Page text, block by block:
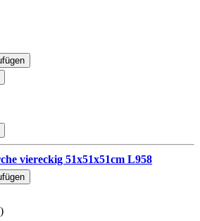
viereckig 51x51x51cm L958